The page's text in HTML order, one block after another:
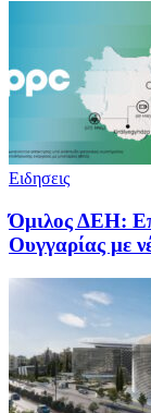
Ειδησεις
Όμιλος ΔΕΗ:
Ουγγαρίας με